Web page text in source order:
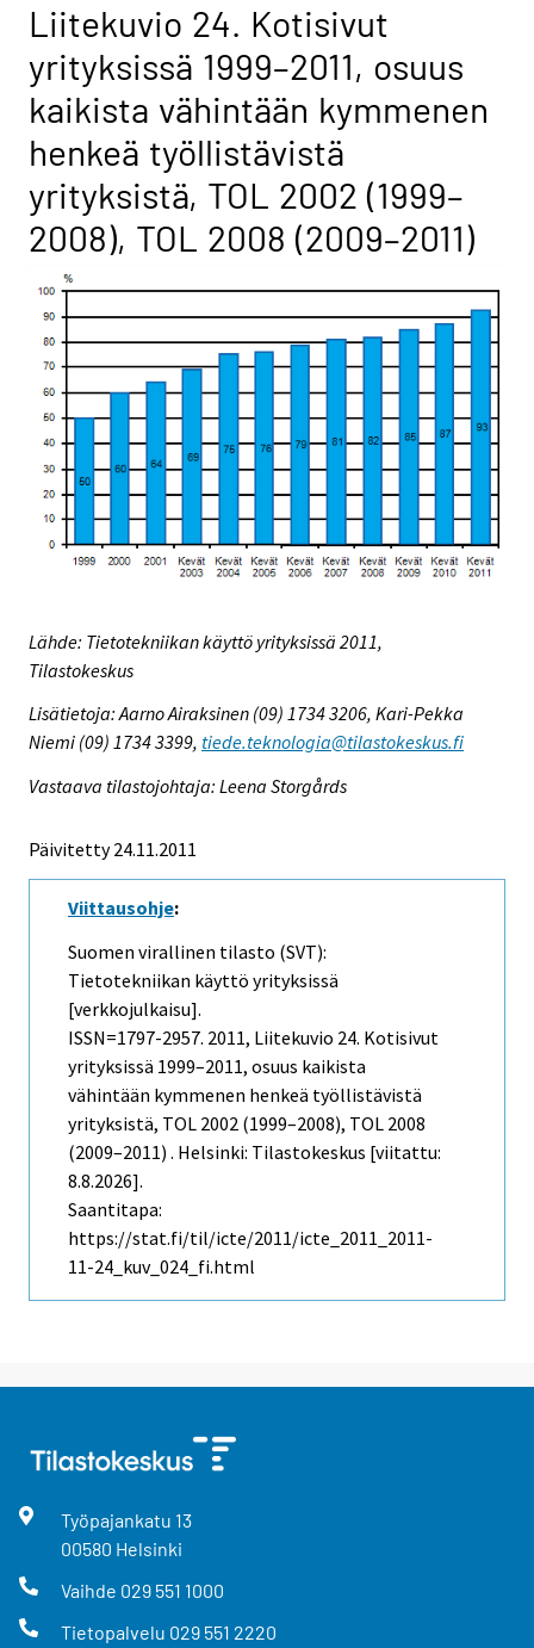
Liitekuvio 24. Kotisivut
yrityksissä 1999–2011, osuus
kaikista vähintään kymmenen
henkeä työllistävistä
yrityksistä, TOL 2002 (1999–
2008), TOL 2008 (2009–2011)
Lähde: Tietotekniikan käyttö yrityksissä 2011,
Tilastokeskus
Lisätietoja: Aarno Airaksinen (09) 1734 3206, Kari-Pekka
Niemi (09) 1734 3399, tiede.teknologia@tilastokeskus.fi
Vastaava tilastojohtaja: Leena Storgårds
Päivitetty 24.11.2011
Viittausohje:
Suomen virallinen tilasto (SVT):
Tietotekniikan käyttö yrityksissä
[verkkojulkaisu].
ISSN=1797-2957. 2011, Liitekuvio 24. Kotisivut
yrityksissä 1999–2011, osuus kaikista
vähintään kymmenen henkeä työllistävistä
yrityksistä, TOL 2002 (1999–2008), TOL 2008
(2009–2011) . Helsinki: Tilastokeskus [viitattu:
8.8.2026].
Saantitapa:
https://stat.fi/til/icte/2011/icte_2011_2011-
11-24_kuv_024_fi.html
Työpajankatu 13
00580 Helsinki
Vaihde 029 551 1000
Tietopalvelu 029 551 2220